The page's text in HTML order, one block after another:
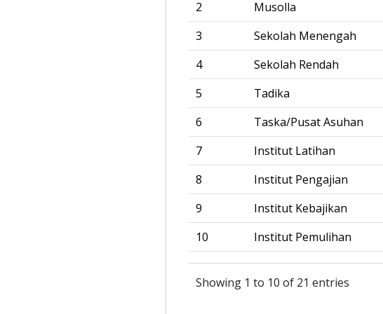
2
Musolla
3
Sekolah Menengah
4
Sekolah Rendah
5
Tadika
6
Taska/Pusat Asuhan
7
Institut Latihan
8
Institut Pengajian
9
Institut Kebajikan
10
Institut Pemulihan
Showing 1 to 10 of 21 entries